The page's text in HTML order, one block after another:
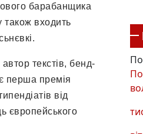
барабанщика
також входить
текстів, бенд-
перша премія
від
європейського